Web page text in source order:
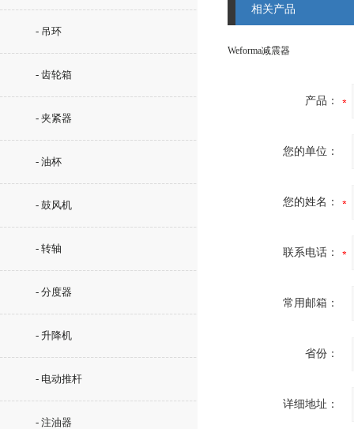
- 吊环
- 齿轮箱
- 夹紧器
- 油杯
- 鼓风机
- 转轴
- 分度器
- 升降机
- 电动推杆
- 注油器
相关产品
Weforma减震器
产品：
您的单位：
您的姓名：
联系电话：
常用邮箱：
省份：
详细地址：